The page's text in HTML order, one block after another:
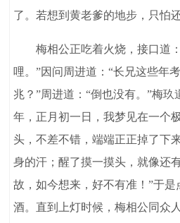
了。若想到黄老爹的地步，只怕
梅相公正吃着火烧，接口道：
哩。”因问周进道：“长兄这些年
兆？”周进道：“倒也没有。”梅玖
年，正月初一日，我梦见在一个
头，不差不错，端端正正掉了下
身的汗；醒了摸一摸头，就像还
故，如今想来，好不有准！”于
酒。直到上灯时候，梅相公同众